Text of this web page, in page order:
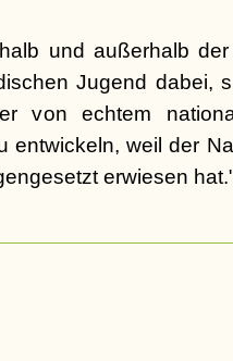
und außerhalb
Jugend dabei,
von echtem
entwickeln, weil der
erwiesen